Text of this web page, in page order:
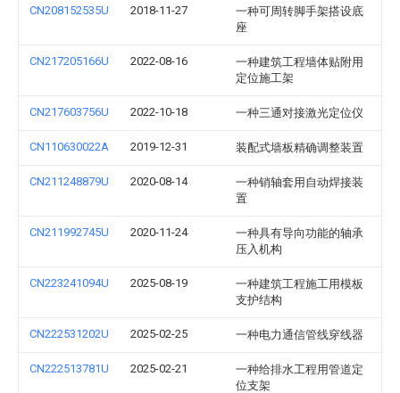
CN208152535U 2018-11-27
一种可周转脚手架搭设底
座
CN217205166U 2022-08-16
一种建筑工程墙体贴附用
定位施工架
CN217603756U 2022-10-18 一种三通对接激光定位仪
CN110630022A 2019-12-31 装配式墙板精确调整装置
CN211248879U 2020-08-14
一种销轴套用自动焊接装
置
CN211992745U 2020-11-24
一种具有导向功能的轴承
压入机构
CN223241094U 2025-08-19
一种建筑工程施工用模板
支护结构
CN222531202U 2025-02-25 一种电力通信管线穿线器
CN222513781U 2025-02-21
一种给排水工程用管道定
位支架